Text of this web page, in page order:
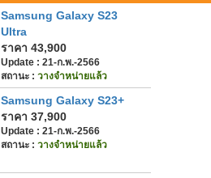
Samsung Galaxy S23
Ultra
ราคา 43,900
Update : 21-ก.พ.-2566
สถานะ : วางจำหน่ายแล้ว
Samsung Galaxy S23+
ราคา 37,900
Update : 21-ก.พ.-2566
สถานะ : วางจำหน่ายแล้ว